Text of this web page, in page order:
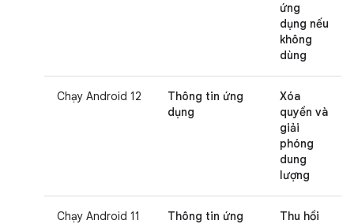
ứng
dụng nếu
không
dùng
Chạy Android 12
Thông tin ứng
dụng
Xóa
quyền và
giải
phóng
dung
lượng
Chạy Android 11
Thông tin ứng
Thu hồi